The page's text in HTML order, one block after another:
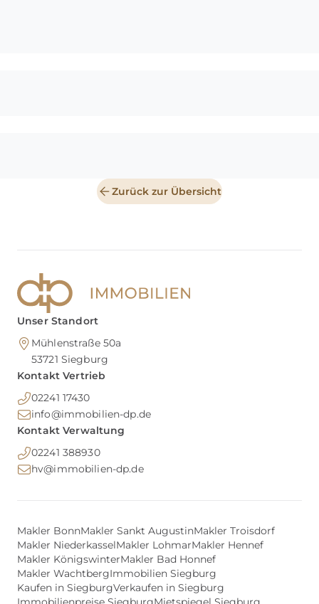
Zurück zur Übersicht
Unser Standort
Mühlenstraße 50a
53721 Siegburg
Kontakt Vertrieb
02241 17430
info@immobilien-dp.de
Kontakt Verwaltung
02241 388930
hv@immobilien-dp.de
Makler BonnMakler Sankt AugustinMakler Troisdorf
Makler NiederkasselMakler LohmarMakler Hennef
Makler KönigswinterMakler Bad Honnef
Makler WachtbergImmobilien Siegburg
Kaufen in SiegburgVerkaufen in Siegburg